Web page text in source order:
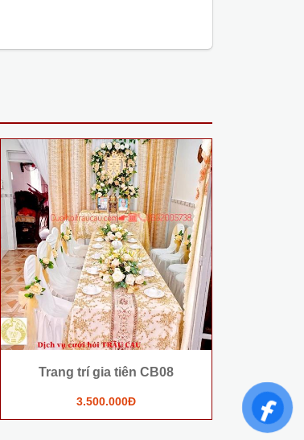
Trang trí gia tiên CB08
3.500.000Đ